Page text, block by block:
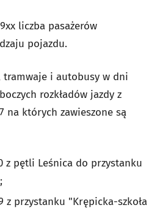
liczba pasażerów
pojazdu.
tramwaje i autobusy w dni
rozkładów jazdy z
na których zawieszone są
z pętli Leśnica do przystanku
z przystanku "Krępicka-szkoła